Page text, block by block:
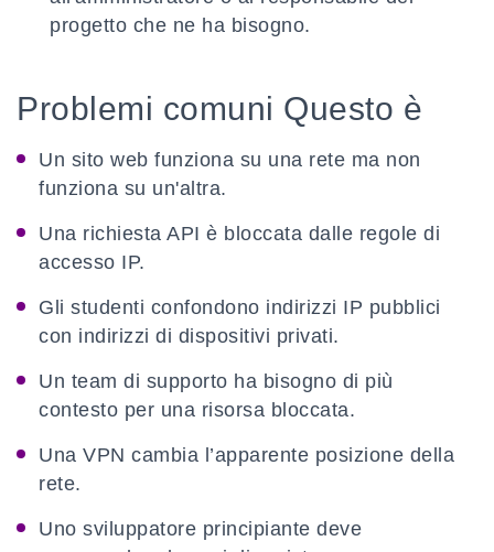
progetto che ne ha bisogno.
Problemi comuni Questo è
Un sito web funziona su una rete ma non
funziona su un'altra.
Una richiesta API è bloccata dalle regole di
accesso IP.
Gli studenti confondono indirizzi IP pubblici
con indirizzi di dispositivi privati.
Un team di supporto ha bisogno di più
contesto per una risorsa bloccata.
Una VPN cambia l’apparente posizione della
rete.
Uno sviluppatore principiante deve